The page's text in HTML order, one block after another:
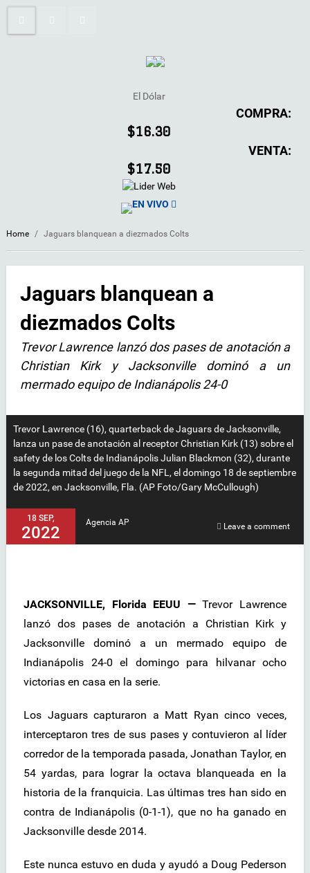
El Dólar
COMPRA:
$16.30
VENTA:
$17.50
EN VIVO
Home / Jaguars blanquean a diezmados Colts
Jaguars blanquean a
diezmados Colts
Trevor Lawrence lanzó dos pases de anotación a
Christian Kirk y Jacksonville dominó a un
mermado equipo de Indianápolis 24-0
Trevor Lawrence (16), quarterback de Jaguars de Jacksonville,
lanza un pase de anotación al receptor Christian Kirk (13) sobre el
safety de los Colts de Indianápolis Julian Blackmon (32), durante
la segunda mitad del juego de la NFL, el domingo 18 de septiembre
de 2022, en Jacksonville, Fla. (AP Foto/Gary McCullough)
18 SEP,
2022
Agencia AP Leave a comment
JACKSONVILLE, Florida EEUU —Trevor Lawrence
lanzó dos pases de anotación a Christian Kirk y
Jacksonville dominó a un mermado equipo de
Indianápolis 24-0 el domingo para hilvanar ocho
victorias en casa en la serie.
Los Jaguars capturaron a Matt Ryan cinco veces,
interceptaron tres de sus pases y contuvieron al líder
corredor de la temporada pasada, Jonathan Taylor, en
54 yardas, para lograr la octava blanqueada en la
historia de la franquicia. Las últimas tres han sido en
contra de Indianápolis (0-1-1), que no ha ganado en
Jacksonville desde 2014.
Este nunca estuvo en duda y ayudó a Doug Pederson